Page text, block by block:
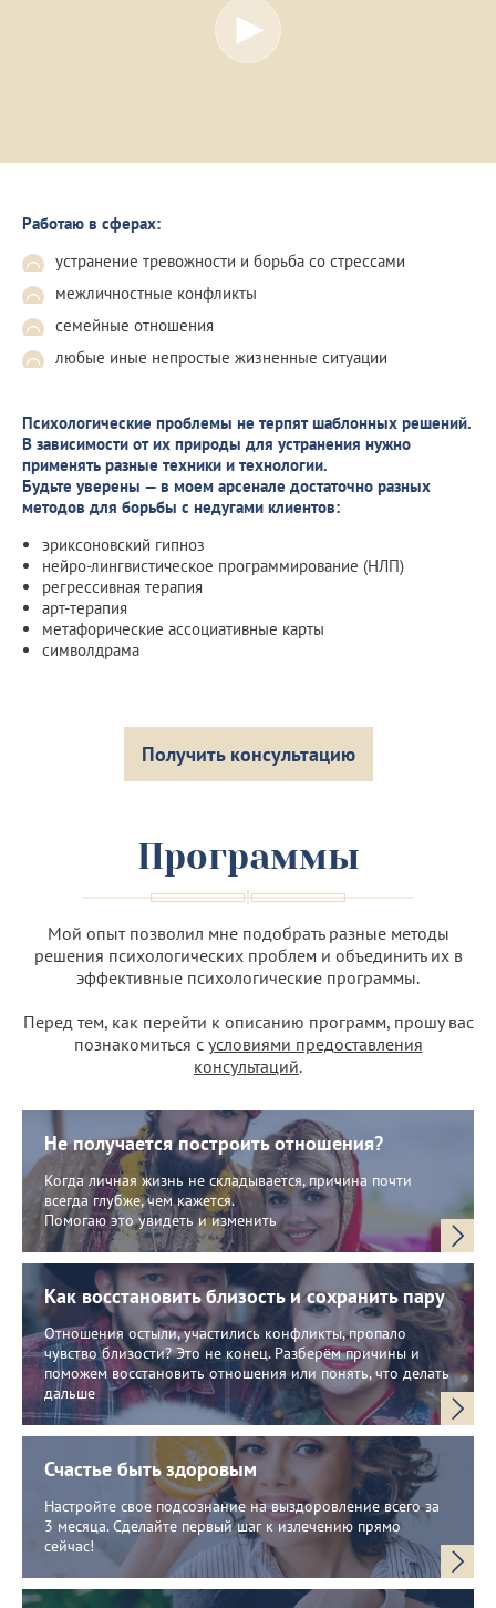
Работаю в сферах:
устранение тревожности и борьба со стрессами
межличностные конфликты
семейные отношения
любые иные непростые жизненные ситуации
Психологические проблемы не терпят шаблонных решений.
В зависимости от их природы для устранения нужно
применять разные техники и технологии.
Будьте уверены — в моем арсенале достаточно разных
методов для борьбы с недугами клиентов:
эриксоновский гипноз
нейро-лингвистическое программирование (НЛП)
регрессивная терапия
арт-терапия
метафорические ассоциативные карты
символдрама
Получить консультацию
Программы
Мой опыт позволил мне подобрать разные методы
решения психологических проблем и объединить их в
эффективные психологические программы.
Перед тем, как перейти к описанию программ, прошу вас
познакомиться с условиями предоставления
консультаций.
Не получается построить отношения?
Когда личная жизнь не складывается, причина почти
всегда глубже, чем кажется.
Помогаю это увидеть и изменить
Как восстановить близость и сохранить пару
Отношения остыли, участились конфликты, пропало
чувство близости? Это не конец. Разберём причины и
поможем восстановить отношения или понять, что делать
дальше
Счастье быть здоровым
Настройте свое подсознание на выздоровление всего за
3 месяца. Сделайте первый шаг к излечению прямо
сейчас!